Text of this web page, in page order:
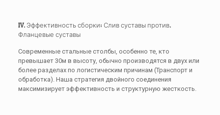
IV. Эффективность сборки: Слив суставы против.
Фланцевые суставы
Современные стальные столбы, особенно те, кто
превышает 30м в высоту, обычно производятся в двух или
более разделах по логистическим причинам (Транспорт и
обработка). Наша стратегия двойного соединения
максимизирует эффективность и структурную жесткость.